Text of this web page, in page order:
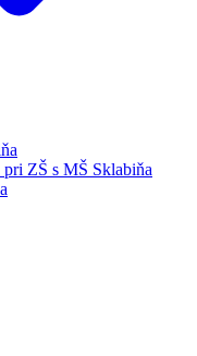
pri ZŠ s MŠ Sklabiňa